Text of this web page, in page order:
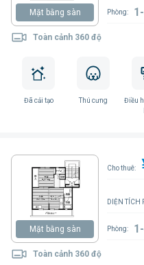
Mặt bằng sàn
Toàn cảnh 360 độ
Phòng:
Đã cải tạo Thú cưng
Điều
Mặt bằng sàn
Toàn cảnh 360 độ
Cho thuê:
DIỆN TÍCH
Phòng: